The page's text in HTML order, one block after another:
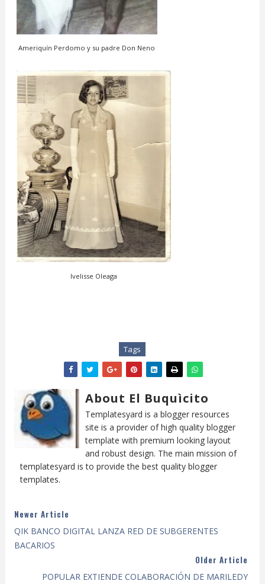
Ameriquín Perdomo y su padre Don Neno
Ivelisse Oleaga
Tags
About El Buquìcito
Templatesyard is a blogger resources
site is a provider of high quality blogger
template with premium looking layout
and robust design. The main mission of
templatesyard is to provide the best quality blogger
templates.
Newer Article
QIK BANCO DIGITAL LANZA RED DE SUBGERENTES
BACARIOS
Older Article
POPULAR EXTIENDE COLABORACIÓN DE MARILEDY